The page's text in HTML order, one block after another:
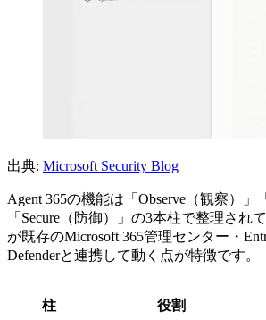
出典: Microsoft Security Blog
Agent 365の機能は「Observe（観察）」
「Secure（防御）」の3本柱で整理され
が既存のMicrosoft 365管理センター・
Defenderと連携して動く点が特徴です。
柱 役割